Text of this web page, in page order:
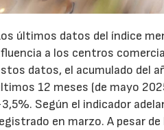
últimos datos del índice
a los centros
datos, el acumulado del
12 meses (de mayo
Según el indicador
en marzo. A pesar